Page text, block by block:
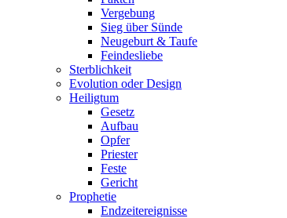
Vergebung
Sieg über Sünde
Neugeburt & Taufe
Feindesliebe
Sterblichkeit
Evolution oder Design
Heiligtum
Gesetz
Aufbau
Opfer
Priester
Feste
Gericht
Prophetie
Endzeitereignisse